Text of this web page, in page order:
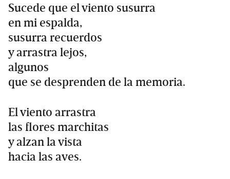
Sucede que el viento susurra
en mi espalda,
susurra recuerdos
y arrastra lejos,
algunos
que se desprenden de la memoria.
El viento arrastra
las flores marchitas
y alzan la vista
hacia las aves.